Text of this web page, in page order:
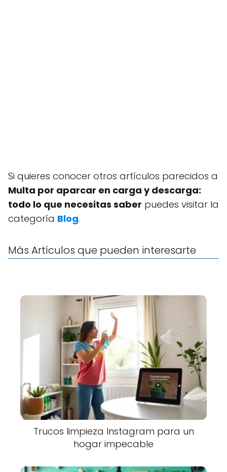
Si quieres conocer otros artículos parecidos a
Multa por aparcar en carga y descarga:
todo lo que necesitas saber puedes visitar la
categoría Blog.
Más Artículos que pueden interesarte
Trucos limpieza Instagram para un
hogar impecable